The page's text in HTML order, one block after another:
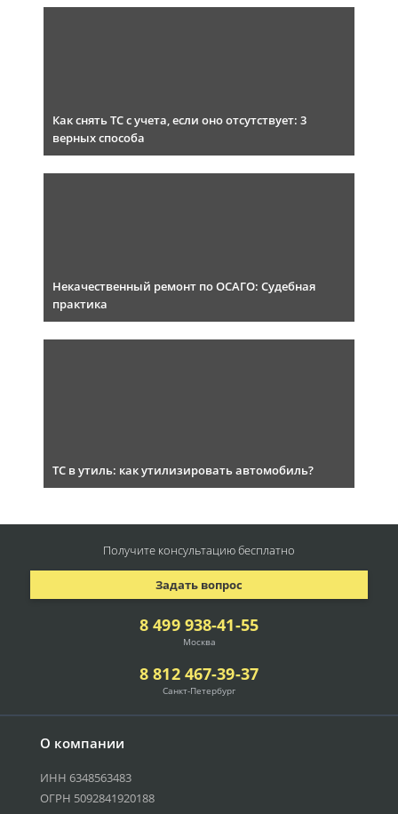
Как снять ТС с учета, если оно отсутствует: 3
верных способа
Некачественный ремонт по ОСАГО: Судебная
практика
ТС в утиль: как утилизировать автомобиль?
О компании
ИНН 6348563483
ОГРН 5092841920188
8 499 938-41-55
Москва
8 812 467-39-37
Санкт-Петербург
Задать вопрос
Получите консультациюбесплатно